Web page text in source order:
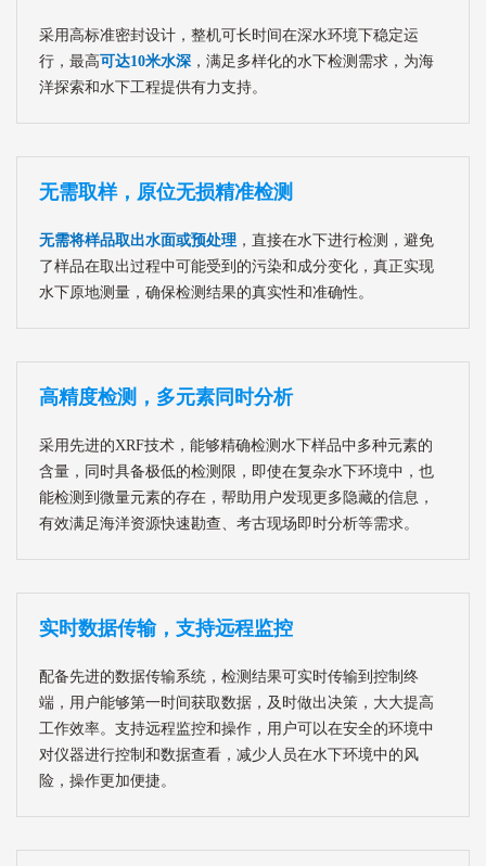
采用高标准密封设计，整机可长时间在深水环境下稳定运
行，最高可达10米水深 ，满足多样化的水下检测需求，为海
洋探索和水下工程提供有力支持。
无需取样，原位无损精准检测
无需将样品取出水面或预处理 ，直接在水下进行检测，避免
了样品在取出过程中可能受到的污染和成分变化，真正实现
水下原地测量，确保检测结果的真实性和准确性。
高精度检测，多元素同时分析
采用先进的XRF技术，能够精确检测水下样品中多种元素的
含量，同时具备极低的检测限，即使在复杂水下环境中，也
能检测到微量元素的存在，帮助用户发现更多隐藏的信息，
有效满足海洋资源快速勘查、考古现场即时分析等需求。
实时数据传输，支持远程监控
配备先进的数据传输系统，检测结果可实时传输到控制终
端，用户能够第一时间获取数据，及时做出决策，大大提高
工作效率。支持远程监控和操作，用户可以在安全的环境中
对仪器进行控制和数据查看，减少人员在水下环境中的风
险，操作更加便捷。